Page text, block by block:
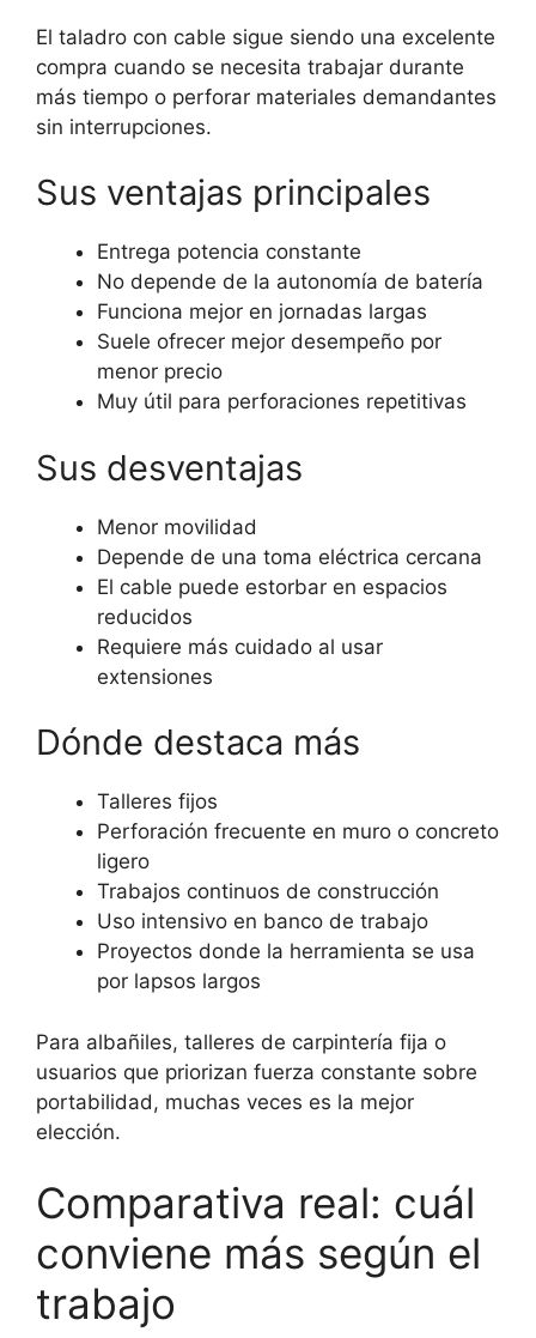
El taladro con cable sigue siendo una excelente
compra cuando se necesita trabajar durante
más tiempo o perforar materiales demandantes
sin interrupciones.
Sus ventajas principales
Entrega potencia constante
No depende de la autonomía de batería
Funciona mejor en jornadas largas
Suele ofrecer mejor desempeño por
menor precio
Muy útil para perforaciones repetitivas
Sus desventajas
Menor movilidad
Depende de una toma eléctrica cercana
El cable puede estorbar en espacios
reducidos
Requiere más cuidado al usar
extensiones
Dónde destaca más
Talleres fijos
Perforación frecuente en muro o concreto
ligero
Trabajos continuos de construcción
Uso intensivo en banco de trabajo
Proyectos donde la herramienta se usa
por lapsos largos
Para albañiles, talleres de carpintería fija o
usuarios que priorizan fuerza constante sobre
portabilidad, muchas veces es la mejor
elección.
Comparativa real: cuál
conviene más según el
trabajo